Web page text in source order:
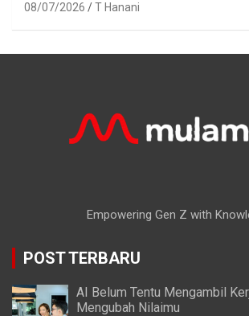
08/07/2026 T Hanani
Empowering Gen Z with
POST TERBARU
AI Belum Tentu Mengambil
Mengubah Nilaimu